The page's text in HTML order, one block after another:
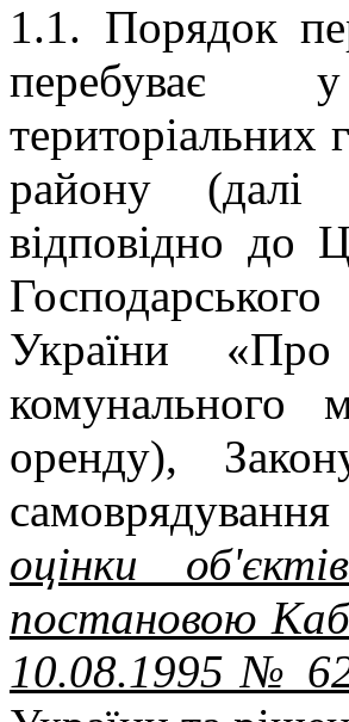
1.1. Порядок
перебуває
територіальних
району (далі
відповідно до
України
оренду),
оцінки
постановою
10.08.1995 №